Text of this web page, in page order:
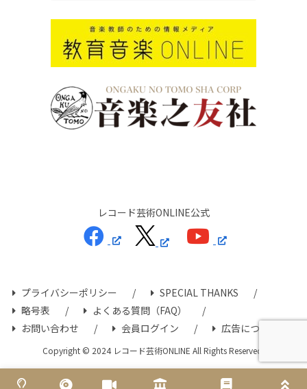
レコード芸術ONLINE公式
プライバシーポリシー
SPECIAL THANKS
略号表
よくある質問（FAQ）
お問い合わせ
会員ログイン 広告について
Copyright © 2024 レコード芸術ONLINE All Rights Reserved.